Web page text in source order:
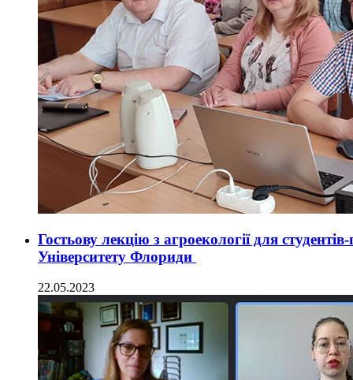
Гостьову лекцію з агроекології для
Університету Флориди
22.05.2023